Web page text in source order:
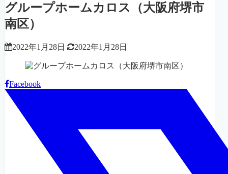
グループホームカロス（大阪府堺市
南区）
2022年1月28日 2022年1月28日
Facebook